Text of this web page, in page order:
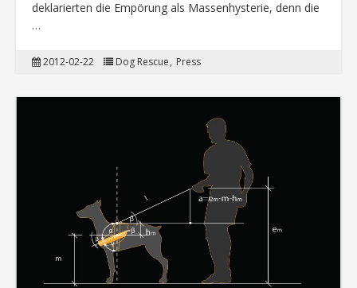
deklarierten die Empörung als Massenhysterie, denn die
…
2012-02-22 Dog Rescue Press